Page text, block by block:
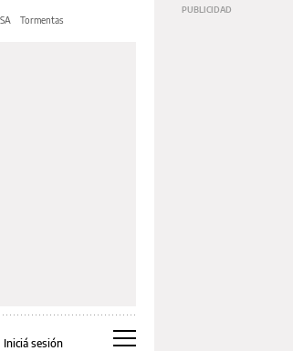
Tormentas
Iniciá sesión